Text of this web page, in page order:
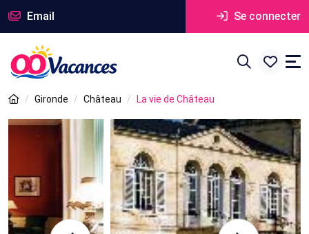
Email Se connecter
Gironde Château La vie de Château